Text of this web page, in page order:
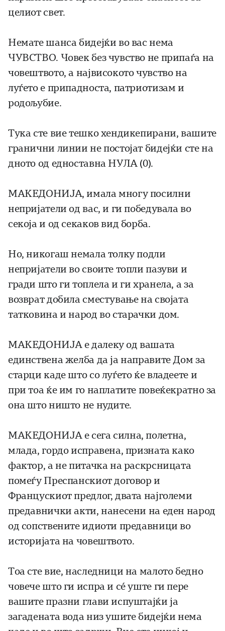
целиот свет.
Немате шанса бидејќи во вас нема
ЧУВСТВО. Човек без чувство не припаѓа на
човештвото, а највисокото чувство на
луѓето е припадноста, патриотизам и
родољубие.
Тука сте вие тешко хендикепирани, вашите
гранични линии не постојат бидејќи сте на
дното од едноставна НУЛА (0).
МАКЕДОНИЈА, имала многу посилни
непријатели од вас, и ги победувала во
секоја и од секаков вид борба.
Но, никогаш немала толку подли
непријатели во своите топли пазуви и
гради што ги топлела и ги хранела, а за
возврат добила сместување на својата
татковина и народ во старачки дом.
МАКЕДОНИЈА е далеку од вашата
единствена желба да ја направите Дом за
старци каде што со луѓето ќе владеете и
при тоа ќе им го наплатите повеќекратно за
она што ништо не нудите.
МАКЕДОНИЈА е сега силна, полетна,
млада, гордо исправена, призната како
фактор, а не питачка на раскрсницата
помеѓу Преспанскиот договор и
Францускиот предлог, двата најголеми
предавнички акти, нанесени на еден народ
од сопствените идиоти предавници во
историјата на човештвото.
Тоа сте вие, наследници на малото бедно
човече што ги испра и сé уште ги пере
вашите празни глави испуштајќи ја
загадената вода низ ушите бидејќи нема